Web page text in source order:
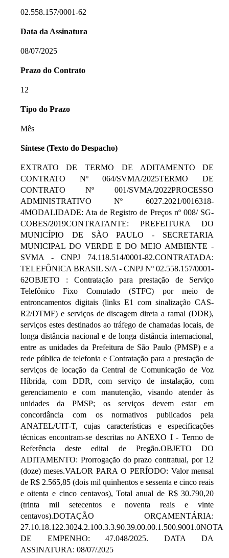
02.558.157/0001-62
Data da Assinatura
08/07/2025
Prazo do Contrato
12
Tipo do Prazo
Mês
Síntese (Texto do Despacho)
EXTRATO DE TERMO DE ADITAMENTO DE
CONTRATO Nº 064/SVMA/2025TERMO DE
CONTRATO Nº 001/SVMA/2022PROCESSO
ADMINISTRATIVO Nº 6027.2021/0016318-
4MODALIDADE: Ata de Registro de Preços nº 008/ SG-
COBES/2019CONTRATANTE: PREFEITURA DO
MUNICÍPIO DE SÃO PAULO - SECRETARIA
MUNICIPAL DO VERDE E DO MEIO AMBIENTE -
SVMA - CNPJ 74.118.514/0001-82.CONTRATADA:
TELEFÔNICA BRASIL S/A - CNPJ Nº 02.558.157/0001-
62OBJETO : Contratação para prestação de Serviço
Telefônico Fixo Comutado (STFC) por meio de
entroncamentos digitais (links E1 com sinalização CAS-
R2/DTMF) e serviços de discagem direta a ramal (DDR),
serviços estes destinados ao tráfego de chamadas locais, de
longa distância nacional e de longa distância internacional,
entre as unidades da Prefeitura de São Paulo (PMSP) e a
rede pública de telefonia e Contratação para a prestação de
serviços de locação da Central de Comunicação de Voz
Híbrida, com DDR, com serviço de instalação, com
gerenciamento e com manutenção, visando atender às
unidades da PMSP; os serviços devem estar em
concordância com os normativos publicados pela
ANATEL/UIT-T, cujas características e especificações
técnicas encontram-se descritas no ANEXO I - Termo de
Referência deste edital de Pregão.OBJETO DO
ADITAMENTO: Prorrogação do prazo contratual, por 12
(doze) meses.VALOR PARA O PERÍODO: Valor mensal
de R$ 2.565,85 (dois mil quinhentos e sessenta e cinco reais
e oitenta e cinco centavos), Total anual de R$ 30.790,20
(trinta mil setecentos e noventa reais e vinte
centavos).DOTAÇÃO ORÇAMENTÁRIA:
27.10.18.122.3024.2.100.3.3.90.39.00.00.1.500.9001.0NOTA
DE EMPENHO: 47.048/2025. DATA DA
ASSINATURA: 08/07/2025